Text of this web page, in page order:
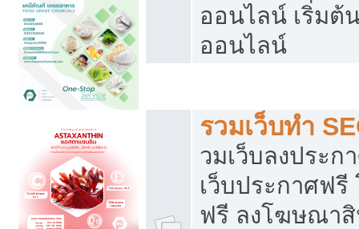
ออนไลน์ เริ่มต้
ออนไลน์
รวมเว็บทำ
วมเว็บลงประก
เว็บประกาศฟ
ฟรี ลงโฆษณา